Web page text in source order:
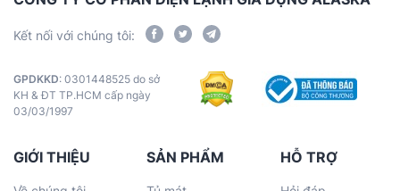
Kết nối với chúng tôi:
GPDKKD: 0301448525 do sở
KH & ĐT TP.HCM cấp ngày
03/03/1997
GIỚI THIỆU SẢN PHẨM HỖ TRỢ